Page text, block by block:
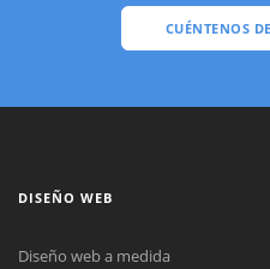
CUÉNTENOS
DISEÑO WEB
Diseño web a medida